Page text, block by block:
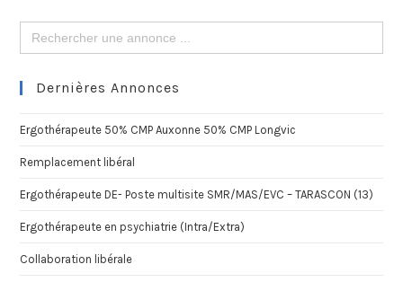
Search
for:
Dernières Annonces
Ergothérapeute 50% CMP Auxonne 50% CMP Longvic
Remplacement libéral
Ergothérapeute DE- Poste multisite SMR/MAS/EVC – TARASCON (13)
Ergothérapeute en psychiatrie (Intra/Extra)
Collaboration libérale